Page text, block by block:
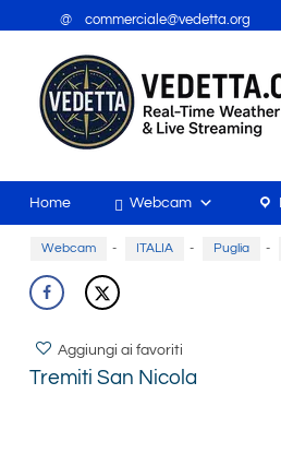
@ commerciale@vedetta.org
Home Webcam
Webcam - ITALIA - Puglia -
Aggiungi ai favoriti
Tremiti San Nicola